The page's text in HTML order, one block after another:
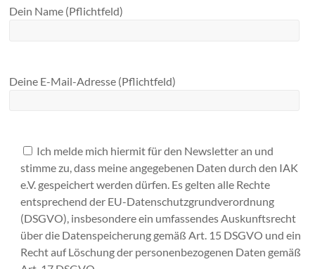
Dein Name (Pflichtfeld)
Deine E-Mail-Adresse (Pflichtfeld)
Ich melde mich hiermit für den Newsletter an und
stimme zu, dass meine angegebenen Daten durch den IAK
e.V. gespeichert werden dürfen. Es gelten alle Rechte
entsprechend der EU-Datenschutzgrundverordnung
(DSGVO), insbesondere ein umfassendes Auskunftsrecht
über die Datenspeicherung gemäß Art. 15 DSGVO und ein
Recht auf Löschung der personenbezogenen Daten gemäß